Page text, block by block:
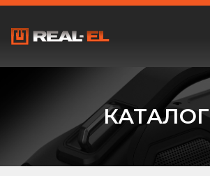
КАТАЛОГ